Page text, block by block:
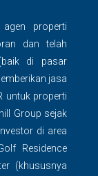
properti
dan telah
di pasar
jasa
untuk properti
Group sejak
di area
Residence
(khususnya